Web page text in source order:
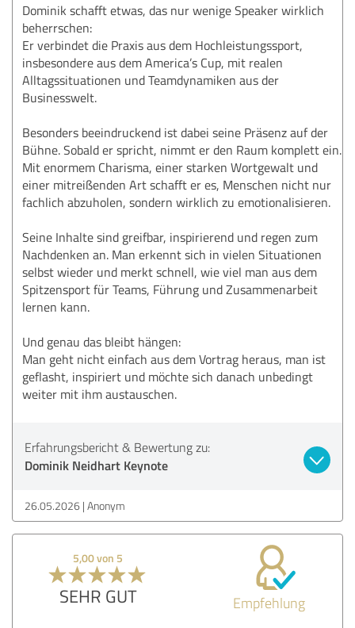
Dominik schafft etwas, das nur wenige Speaker wirklich
beherrschen:
Er verbindet die Praxis aus dem Hochleistungssport,
insbesondere aus dem America’s Cup, mit realen
Alltagssituationen und Teamdynamiken aus der
Businesswelt.
Besonders beeindruckend ist dabei seine Präsenz auf der
Bühne. Sobald er spricht, nimmt er den Raum komplett ein.
Mit enormem Charisma, einer starken Wortgewalt und
einer mitreißenden Art schafft er es, Menschen nicht nur
fachlich abzuholen, sondern wirklich zu emotionalisieren.
Seine Inhalte sind greifbar, inspirierend und regen zum
Nachdenken an. Man erkennt sich in vielen Situationen
selbst wieder und merkt schnell, wie viel man aus dem
Spitzensport für Teams, Führung und Zusammenarbeit
lernen kann.
Und genau das bleibt hängen:
Man geht nicht einfach aus dem Vortrag heraus, man ist
geflasht, inspiriert und möchte sich danach unbedingt
weiter mit ihm austauschen.
Erfahrungsbericht & Bewertung zu:
Dominik Neidhart Keynote
26.05.2026 Anonym
5,00 von 5
SEHR GUT Empfehlung